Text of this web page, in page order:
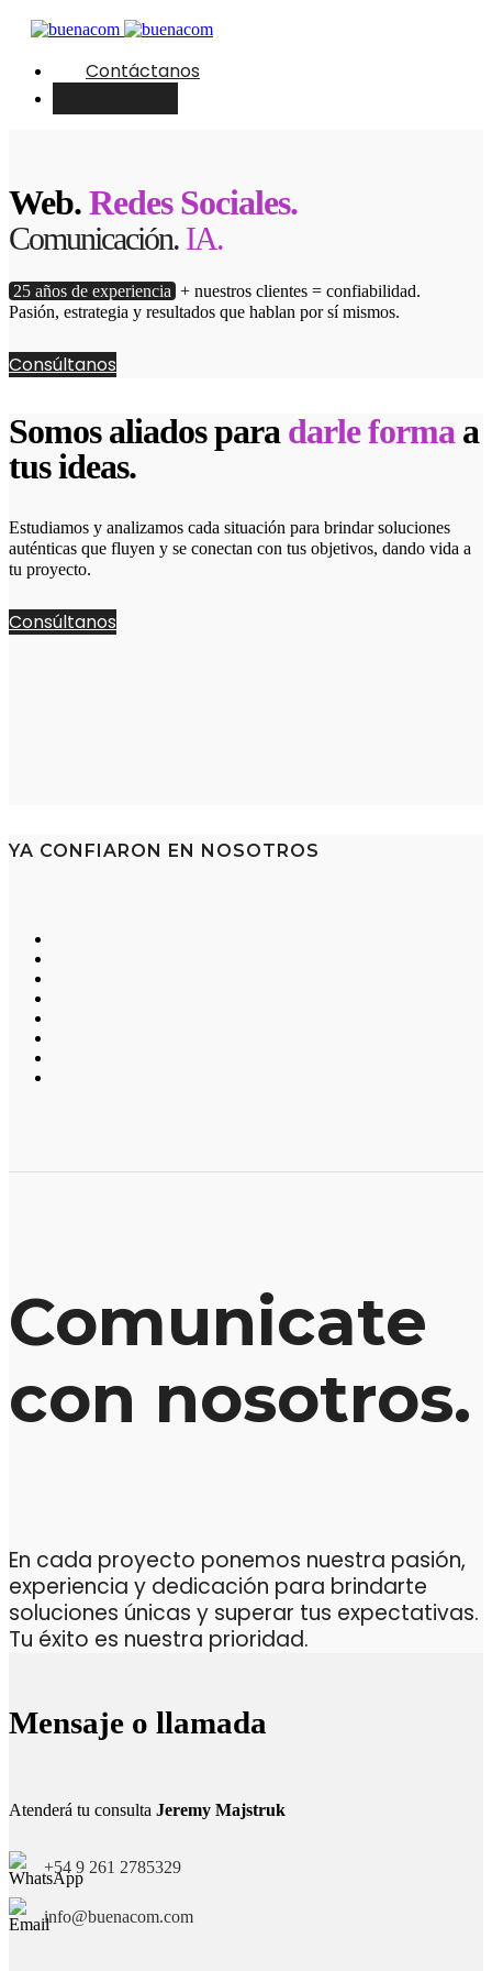
Contáctanos
Web.Redes Sociales.
Comunicación. IA.
25 años de experiencia + nuestros clientes = confiabilidad.
Pasión, estrategia y resultados que hablan por sí mismos.
Consúltanos
Somos aliados para darle forma a
tus ideas.
Estudiamos y analizamos cada situación para brindar soluciones
auténticas que fluyen y se conectan con tus objetivos, dando vida a
tu proyecto.
Consúltanos
YA CONFIARON EN NOSOTROS
Comunicate
con nosotros.
En cada proyecto ponemos nuestra pasión,
experiencia y dedicación para brindarte
soluciones únicas y superar tus expectativas.
Tu éxito es nuestra prioridad.
Mensaje o llamada
Atenderá tu consulta Jeremy Majstruk
+54 9 261 2785329
info@buenacom.com